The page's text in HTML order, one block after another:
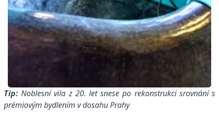
Tip:Noblesní vila z 20. let snese po rekonstrukci srovnání s
prémiovým bydlením v dosahu Prahy